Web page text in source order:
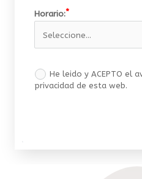
Horario:
He leido y ACEPTO el
privacidad de esta web.